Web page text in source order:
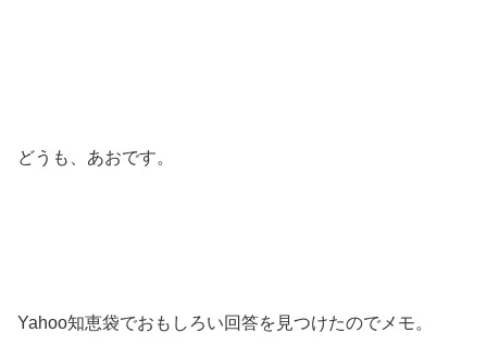
どうも、あおです。
Yahoo知恵袋でおもしろい回答を見つけたのでメモ。